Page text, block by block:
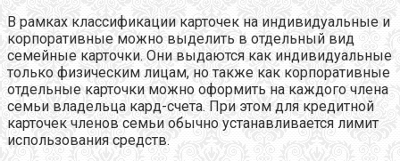
В рамках классификации карточек на индивидуальные и
корпоративные можно выделить в отдельный вид
семейные карточки. Они выдаются как индивидуальные
только физическим лицам, но также как корпоративные
отдельные карточки можно оформить на каждого члена
семьи владельца кард-счета. При этом для кредитной
карточек членов семьи обычно устанавливается лимит
использования средств.